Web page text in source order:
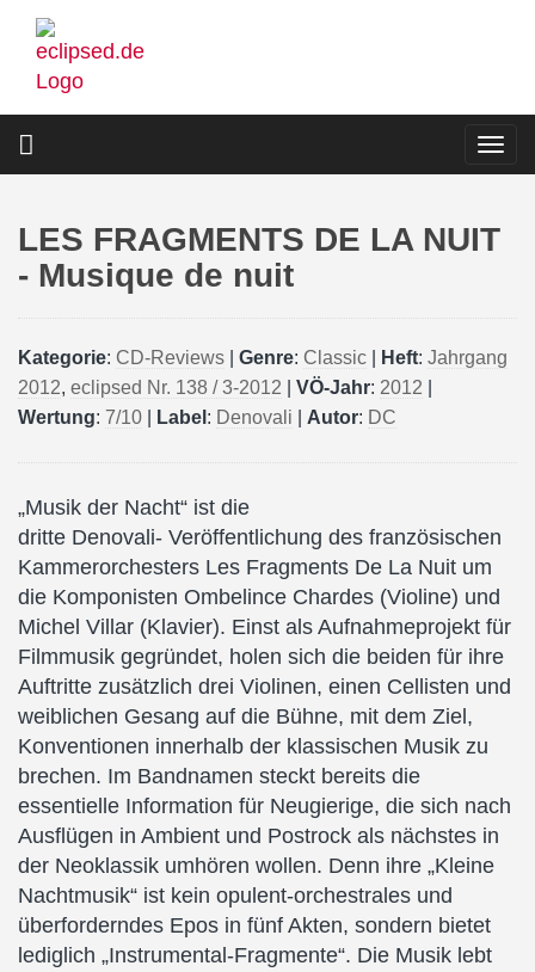
Direkt
zum
Inhalt
LES FRAGMENTS DE LA NUIT
- Musique de nuit
Kategorie: CD-Reviews Genre: Classic Heft: Jahrgang
2012, eclipsed Nr. 138 / 3-2012 VÖ-Jahr: 2012
Wertung: 7/10 Label : Denovali Autor: DC
„Musik der Nacht“ ist die
dritte Denovali- Veröffentlichung des französischen
Kammerorchesters Les Fragments De La Nuit um
die Komponisten Ombelince Chardes (Violine) und
Michel Villar (Klavier). Einst als Aufnahmeprojekt für
Filmmusik gegründet, holen sich die beiden für ihre
Auftritte zusätzlich drei Violinen, einen Cellisten und
weiblichen Gesang auf die Bühne, mit dem Ziel,
Konventionen innerhalb der klassischen Musik zu
brechen. Im Bandnamen steckt bereits die
essentielle Information für Neugierige, die sich nach
Ausflügen in Ambient und Postrock als nächstes in
der Neoklassik umhören wollen. Denn ihre „Kleine
Nachtmusik“ ist kein opulent-orchestrales und
überforderndes Epos in fünf Akten, sondern bietet
lediglich „Instrumental-Fragmente“. Die Musik lebt